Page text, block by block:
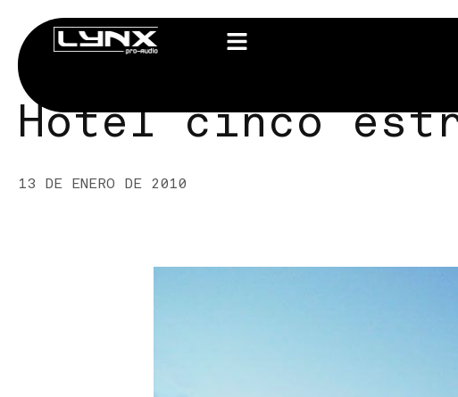
Hotel cinco
13 DE ENERO DE 2010